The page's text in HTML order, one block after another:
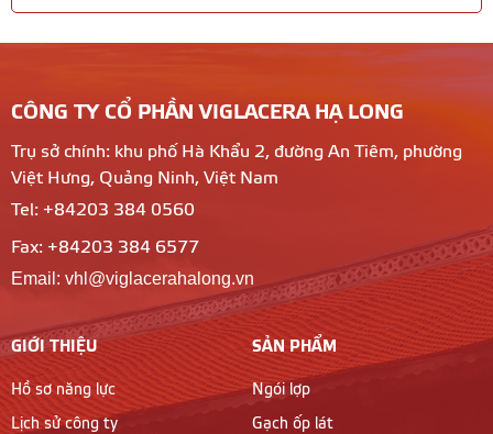
CÔNG TY CỔ PHẦN VIGLACERA HẠ LONG
Trụ sở chính: khu phố Hà Khẩu 2, đường An Tiêm, phường
Việt Hưng, Quảng Ninh, Việt Nam
Tel: +84203 384 0560
Fax: +84203 384 6577
Email: vhl@viglacerahalong.vn
GIỚI THIỆU
Hồ sơ năng lực
Lịch sử công ty
SẢN PHẨM
Ngói lợp
Gạch ốp lát